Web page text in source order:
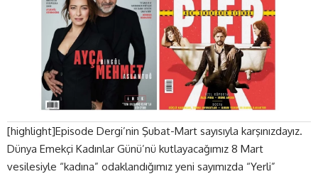
[highlight]Episode Dergi’nin Şubat-Mart sayısıyla karşınızdayız.
Dünya Emekçi Kadınlar Günü’nü kutlayacağımız 8 Mart
vesilesiyle “kadına” odaklandığımız yeni sayımızda “Yerli”